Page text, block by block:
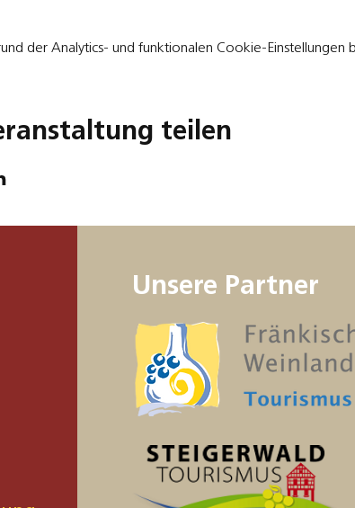
der Analytics- und funktionalen Cookie-Einstellungen
teilen
Unsere Partner